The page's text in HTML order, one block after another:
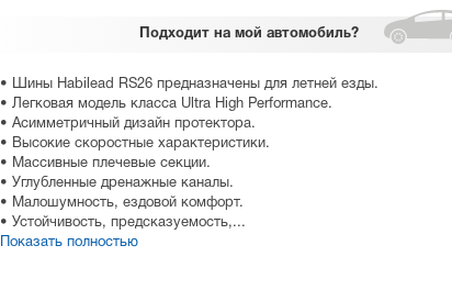
Подходит на мой автомобиль?
• Шины Habilead RS26 предназначены для летней езды.
• Легковая модель класса Ultra High Performance.
• Асимметричный дизайн протектора.
• Высокие скоростные характеристики.
• Массивные плечевые секции.
• Углубленные дренажные каналы.
• Малошумность, ездовой комфорт.
• Устойчивость, предсказуемость,...
Показать полностью